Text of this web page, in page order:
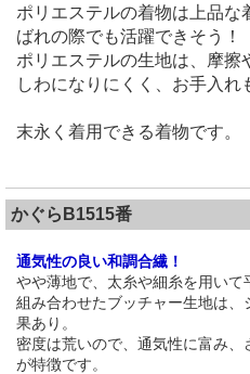
ポリエステルの着物は上品
ばれの際でも活躍できそう！
ポリエステルの生地は、摩擦
しわになりにくく、お手入れ
末永く着用できる着物です。
かぐらB1515番
通気性の良い和調合繊！
やや薄地で、太糸や細糸を用い
組み合わせたブッチャー生地は
果あり。
密度は荒いので、通気性に富み
が特徴です。